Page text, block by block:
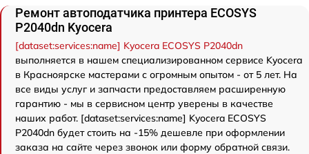
Ремонт автоподатчика принтера ECOSYS
P2040dn Kyocera
[dataset:services:name] Kyocera ECOSYS P2040dn
выполняется в нашем специализированном сервисе Kyocera
в Красноярске мастерами с огромным опытом - от 5 лет. На
все виды услуг и запчасти предоставляем расширенную
гарантию - мы в сервисном центр уверены в качестве
наших работ. [dataset:services:name] Kyocera ECOSYS
P2040dn будет стоить на -15% дешевле при оформлении
заказа на сайте через звонок или форму обратной связи.